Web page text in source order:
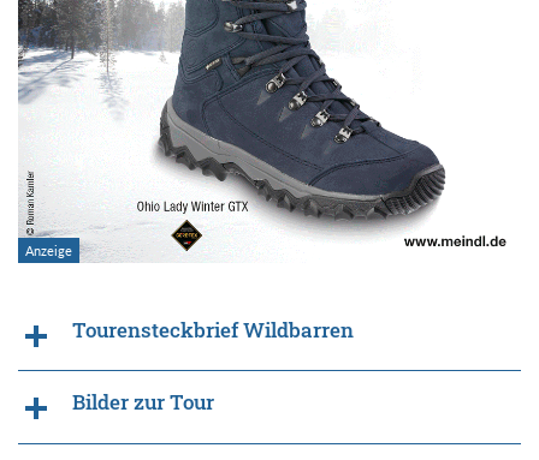
Tourensteckbrief Wildbarren
Bilder zur Tour